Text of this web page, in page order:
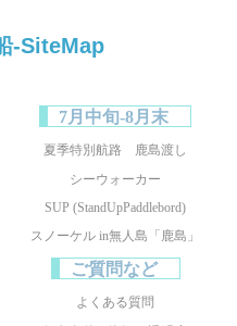
-SiteMap
7月中旬-8月末
夏季特別航路 鹿島渡し
シーウォーカー
SUP (StandUpPaddlebord)
スノーケル in無人島「鹿島」
ご質問など
よくある質問